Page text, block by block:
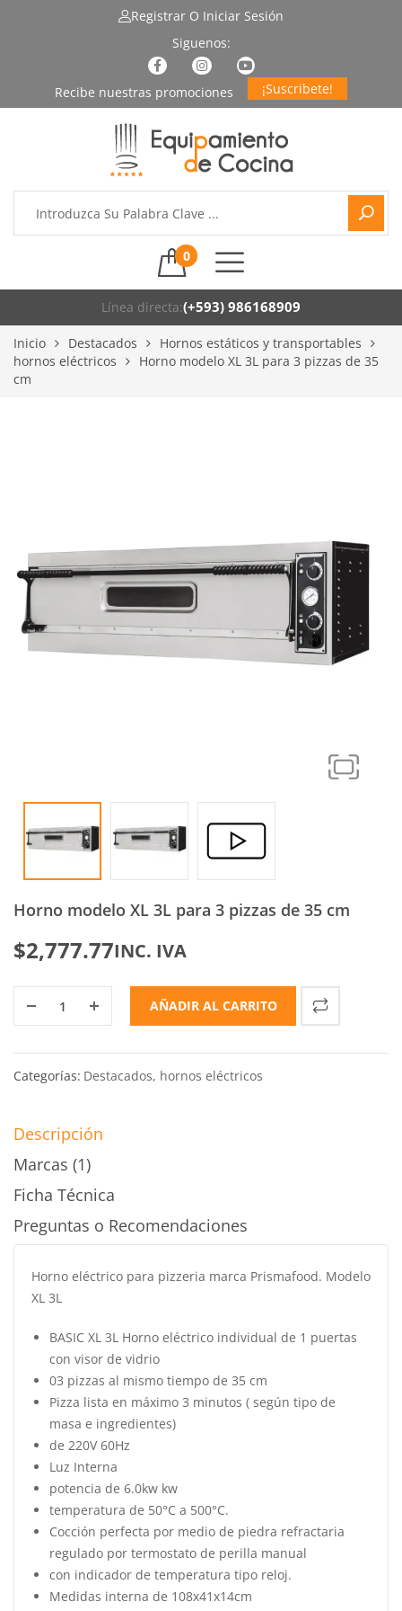
Registrar O Iniciar Sesión
¡Suscribete!
0
Línea directa:(+593) 986168909
Inicio Destacados
Hornos estáticos y transportables
hornos eléctricos
Horno modelo XL 3L para 3 pizzas de 35
cm
Horno modelo XL 3L para 3 pizzas de 35 cm
$2,777.77INC. IVA
AÑADIR AL CARRITO
Categorías: Destacados, hornos eléctricos
Descripción
Marcas (1)
Ficha Técnica
Preguntas o Recomendaciones
Horno eléctrico para pizzeria marca Prismafood. Modelo
XL 3L
BASIC XL 3L Horno eléctrico individual de 1 puertas
con visor de vidrio
03 pizzas al mismo tiempo de 35 cm
Pizza lista en máximo 3 minutos ( según tipo de
masa e ingredientes)
de 220V 60Hz
Luz Interna
potencia de 6.0kw kw
temperatura de 50°C a 500°C.
Cocción perfecta por medio de piedra refractaria
regulado por termostato de perilla manual
con indicador de temperatura tipo reloj.
Medidas interna de 108x41x14cm